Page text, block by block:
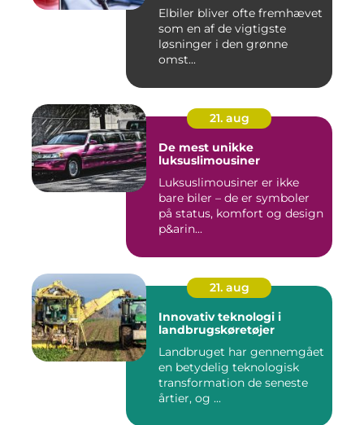
Elbiler bliver ofte fremhævet
som en af de vigtigste
løsninger i den grønne
omst...
21. aug
De mest unikke
luksuslimousiner
Luksuslimousiner er ikke
bare biler – de er symboler
på status, komfort og design
p&arin...
21. aug
Innovativ teknologi i
landbrugskøretøjer
Landbruget har gennemgået
en betydelig teknologisk
transformation de seneste
årtier, og ...